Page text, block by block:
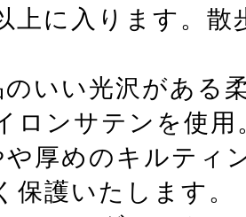
上に入ります。
いい光沢がある
ロンサテンを使用
や厚めのキルティ
保護いたします。